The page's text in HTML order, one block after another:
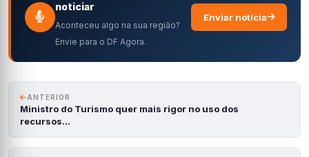
noticiar
Aconteceu algo na sua região?
Envie para o DF Agora.
Enviar notícia
ANTERIOR
Ministro do Turismo quer mais rigor no uso dos
recursos…